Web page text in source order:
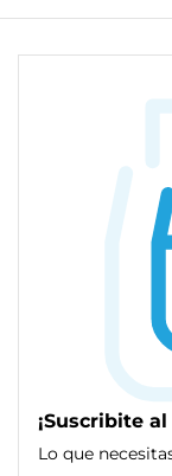
¡Suscribite
Lo que